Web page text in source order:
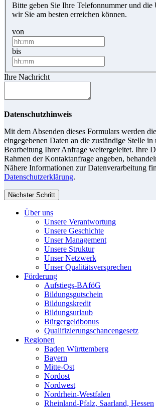
Bitte geben Sie Ihre Telefonnummer und die
wir Sie am besten erreichen können.
von
bis
Ihre Nachricht
Datenschutzhinweis
Mit dem Absenden dieses Formulars werden
eingegebenen Daten an die zuständige Stelle in
Bearbeitung Ihrer Anfrage weitergeleitet. Ihre
Rahmen der Kontaktanfrage angeben,
Nähere Informationen zur Datenverarbeitung
Datenschutzerklärung.
Nächster Schritt
Über uns
Unsere Verantwortung
Unsere Geschichte
Unser Management
Unsere Struktur
Unser Netzwerk
Unser Qualitätsversprechen
Förderung
Aufstiegs-BAföG
Bildungsgutschein
Bildungskredit
Bildungsurlaub
Bürgergeldbonus
Qualifizierungschancengesetz
Regionen
Baden Württemberg
Bayern
Mitte-Ost
Nordost
Nordwest
Nordrhein-Westfalen
Rheinland-Pfalz, Saarland, Hessen